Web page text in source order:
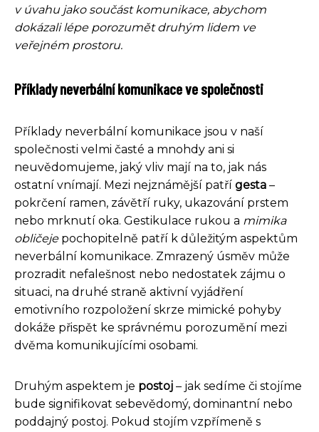
v úvahu jako součást komunikace, abychom
dokázali lépe porozumět druhým lidem ve
veřejném prostoru.
Příklady neverbální komunikace ve společnosti
Příklady neverbální komunikace jsou v naší
společnosti velmi časté a mnohdy ani si
neuvědomujeme, jaký vliv mají na to, jak nás
ostatní vnímají. Mezi nejznámější patří gesta –
pokrčení ramen, závětří ruky, ukazování prstem
nebo mrknutí oka. Gestikulace rukou a mimika
obličejepochopitelně patří k důležitým aspektům
neverbální komunikace. Zmrazený úsměv může
prozradit nefalešnost nebo nedostatek zájmu o
situaci, na druhé straně aktivní vyjádření
emotivního rozpoložení skrze mimické pohyby
dokáže přispět ke správnému porozumění mezi
dvěma komunikujícími osobami.
Druhým aspektem je postoj – jak sedíme či stojíme
bude signifikovat sebevědomý, dominantní nebo
poddajný postoj. Pokud stojím vzpřímeně s